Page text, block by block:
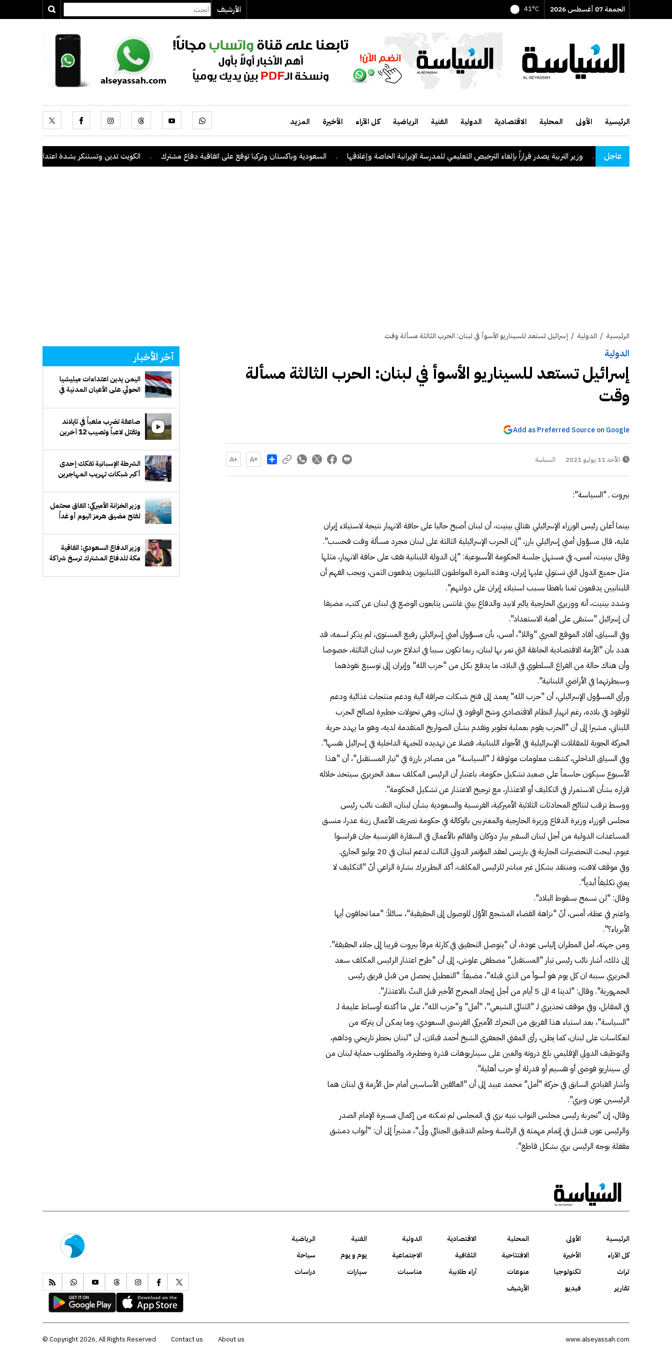
الجمعة 07 أغسطس 2026 41°C الأرشيف
الرئيسية الأولى المحلية الاقتصادية الدولية الفنية الرياضية كل الآراء الأخيرة المزيد
عاجلوزير التربية يصدر قراراً بإلغاء الترخيص التعليمي للمدرسة الإيرانية الخاصة وإغلاقها . السعودية وباكستان وتركيا توقع على اتفاقية دفاع مشترك . الكويت تدين وتستنكر بشدة اعتداءات ميليشيا الحوثي
الرئيسية / الدولية / إسرائيل تستعد للسيناريو الأسوأ في لبنان: الحرب الثالثة مسألة وقت
الدولية
إسرائيل تستعد للسيناريو الأسوأ في لبنان: الحرب الثالثة مسألة
وقت
Add as Preferred Source on Google
الأحد 11 يوليو 2021 السياسة Share
بيروت ـ "السياسة":
بينما أعلن رئيس الوزراء الإسرائيلي نفتالي بينيت، أن لبنان أصبح حاليا على حافة الانهيار نتيجة لاستيلاء إيران
عليه، قال مسؤول أمني إسرائيلي بارز، "إن الحرب الإسرائيلية الثالثة على لبنان مجرد مسألة وقت فحسب".
وقال بينيت، أمس، في مستهل جلسة الحكومة الأسبوعية: "إن الدولة اللبنانية تقف على حافة الانهيار، مثلها
مثل جميع الدول التي تستولي عليها إيران، وهذه المرة المواطنون اللبنانيون يدفعون الثمن، ويجب الفهم أن
اللبنانيين يدفعون ثمنا باهظا بسبب استيلاء إيران على دولتهم".
وشدد بينيت، أنه ووزيري الخارجية يائير لابيد والدفاع بيني غانتس يتابعون الوضع في لبنان عن كثب، مضيفا
أن إسرائيل "ستبقى على أهبة الاستعداد".
وفي السياق، أفاد الموقع العبري "واللا"، أمس، بأن مسؤول أمني إسرائيلي رفيع المستوى، لم يذكر اسمه، قد
هدد بأن "الأزمة الاقتصادية الخانقة التي تمر بها لبنان، ربما تكون سببا في اندلاع حرب لبنان الثالثة، خصوصا
وأن هناك حالة من الفراغ السلطوي في البلاد، ما يدفع بكل من "حزب الله" وإيران إلى توسيع نفوذهما
وسيطرتهما في الأراضي اللبنانية".
ورأى المسؤول الإسرائيلي، أن "حزب الله" يعمد إلى فتح شبكات صرافة آلية ودعم منتجات غذائية ودعم
للوقود في بلاده، رغم انهيار النظام الاقتصادي وشح الوقود في لبنان، وهي تحولات خطيرة لصالح الحزب
اللبناني، مشيرا إلى أن "الحزب يقوم بعملية تطوير وتقدم بشأن الصواريخ المتقدمة لديه، وهو ما يهدد حرية
الحركة الجوية للمقاتلات الإسرائيلية في الأجواء اللبنانية، فضلا عن تهديده للجبهة الداخلية في إسرائيل نفسها".
وفي السياق الداخلي، كشفت معلومات موثوقة لـ "السياسة" من مصادر بارزة في "تيار المستقبل"، أن "هذا
الأسبوع سيكون حاسماً على صعيد تشكيل حكومة، باعتبار أن الرئيس المكلف سعد الحريري سيتخذ خلاله
قراره بشأن الاستمرار في التكليف أو الاعتذار، مع ترجيح الاعتذار عن تشكيل الحكومة".
ووسط ترقب لنتائج المحادثات الثلاثية الأميركية، الفرنسية والسعودية بشأن لبنان، التقت نائب رئيس
مجلس الوزراء وزيرة الدفاع وزيرة الخارجية والمغتربين بالوكالة في حكومة تصريف الأعمال زينة عدرا، منسق
المساعدات الدولية من أجل لبنان السفير بيار دوكان والقائم بالأعمال في السفارة الفرنسية جان فرانسوا
غيوم، لبحث التحضيرات الجارية في باريس لعقد المؤتمر الدولي الثالث لدعم لبنان في 20 يوليو الجاري.
وفي موقف لافت، ومنتقد بشكل غير مباشر للرئيس المكلف، أكد البطريرك بشارة الراعي أنّ "التكليف لا
يعني تكليفاً أبدياً".
وقال: "لن نسمح بسقوط البلاد".
واعتبر في عظة، أمس، أنّ "نزاهة القضاء المشجع الأوّل للوصول إلى الحقيقية"، سائلاً: "مما تخافون أيها
الأبرياء؟".
ومن جهته، أمل المطران إلياس عودة، أن "يتوصل التحقيق في كارثة مرفأ بيروت قريبا إلى جلاء الحقيقة".
إلى ذلك، أشار نائب رئيس تيار "المستقبل" مصطفى علوش، إلى أن "طرح اعتذار الرئيس المكلف سعد
الحريري سببه ان كل يوم هو أسوأ من الذي قبله"، مضيفاً: "التعطيل يحصل من قبل فريق رئيس
الجمهورية". وقال: "لدينا 4 الى 5 أيام من أجل إيجاد المخرج الأخير قبل البتّ بالاعتذار".
في المقابل، وفي موقف تحذيري لـ "الثنائي الشيعي"، "أمل" و"حزب الله"، على ما أكدته أوساط عليمة لـ
"السياسة"، بعد استياء هذا الفريق من التحرك الأميركي الفرنسي السعودي، وما يمكن أن يتركه من
انعكاسات على لبنان، كما يظن، رأى المفتي الجعفري الشيخ أحمد قبلان، أن "لبنان بخطر تاريخي وداهم،
والتوظيف الدولي الإقليمي بلغ ذروته والعين على سيناريوهات قذرة وخطيرة، والمطلوب حماية لبنان من
أي سيناريو فوضى أو تقسيم أو فدرلة أو حرب أهلية".
وأشار القيادي السابق في حركة "أمل" محمد عبيد إلى أن "العائقين الأساسين أمام حل الأزمة في لبنان هما
الرئيسين عون وبري".
وقال، إن "تجربة رئيس مجلس النواب نبيه بري في المجلس لم تمكنه من إكمال مسيرة الإمام الصدر
والرئيس عون فشل في إتمام مهمته في الرئاسة وحلم التدقيق الجنائي ولّى"، مشيراً إلى أن: "أبواب دمشق
مقفلة بوجه الرئيس بري بشكل قاطع".
آخر الأخبار
اليمن يدين اعتداءات ميليشيا
الحوثي على الأعيان المدنية في
صاعقة تضرب ملعباً في تايلاند
وتقتل لاعباً وتصيب 12 آخرين
الشرطة الإسبانية تفكك إحدى
أكبر شبكات تهريب المهاجرين
وزير الخزانة الأميركي: اتفاق محتمل
لفتح مضيق هرمز اليوم أو غداً
وزير الدفاع السعودي: اتفاقية
مكة للدفاع المشترك ترسخ شراكة
الرئيسية الأولى المحلية الاقتصادية الدولية الفنية
الرياضية
كل الآراء
الأخيرة الافتتاحية الثقافية الاجتماعية يوم و يوم
سياحة
تراث
تكنولوجيا منوعات آراء طلابية مناسبات سيارات
دراسات
تقارير
فيديو الأرشيف
www.alseyassah.com
About us
Contact us
Copyright 2026, All Rights Reserved ©